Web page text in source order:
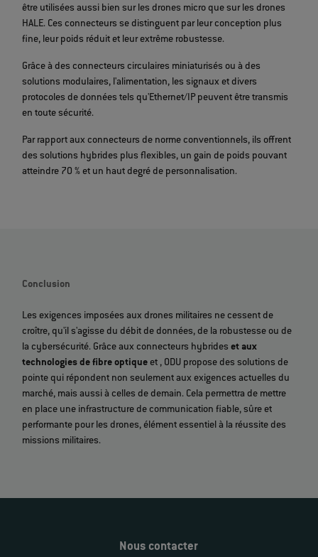
être utilisées aussi bien sur les drones micro que sur les drones
HALE. Ces connecteurs se distinguent par leur conception plus
fine, leur poids réduit et leur extrême robustesse.
Grâce à des connecteurs circulaires miniaturisés ou à des
solutions modulaires, l'alimentation, les signaux et divers
protocoles de données tels qu'Ethernet/IP peuvent être transmis
en toute sécurité.
Par rapport aux connecteurs de norme conventionnels, ils offrent
des solutions hybrides plus flexibles, un gain de poids pouvant
atteindre 70 % et un haut degré de personnalisation.
Conclusion
Les exigences imposées aux drones militaires ne cessent de
croître, qu'il s'agisse du débit de données, de la robustesse ou de
la cybersécurité. Grâce aux connecteurs hybrideset aux
technologies de fibre optique et , ODU propose des solutions de
pointe qui répondent non seulement aux exigences actuelles du
marché, mais aussi à celles de demain. Cela permettra de mettre
en place une infrastructure de communication fiable, sûre et
performante pour les drones, élément essentiel à la réussite des
missions militaires.
Nous contacter